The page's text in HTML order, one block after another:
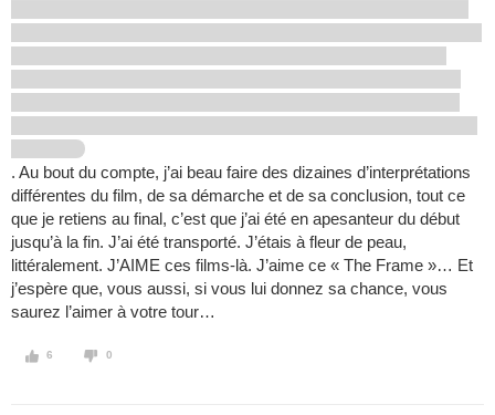
. Au bout du compte, j’ai beau faire des dizaines d’interprétations
différentes du film, de sa démarche et de sa conclusion, tout ce
que je retiens au final, c’est que j’ai été en apesanteur du début
jusqu’à la fin. J’ai été transporté. J’étais à fleur de peau,
littéralement. J’AIME ces films-là. J’aime ce « The Frame »… Et
j’espère que, vous aussi, si vous lui donnez sa chance, vous
saurez l’aimer à votre tour…
6 0